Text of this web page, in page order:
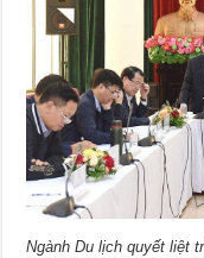
Ngành Du lịch quyết liệt